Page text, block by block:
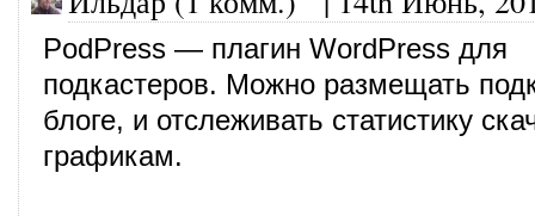
PodPress — плагин WordPress для
подкастеров. Можно размещать
блоге, и отслеживать статистику
графикам.